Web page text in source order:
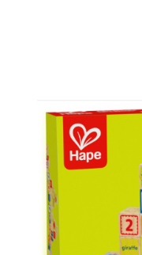
Penare
Penare cu doua
Penare cu trei
Penare cu un compartiment
Penare echipate
Penare neechipate
Pictură și desen